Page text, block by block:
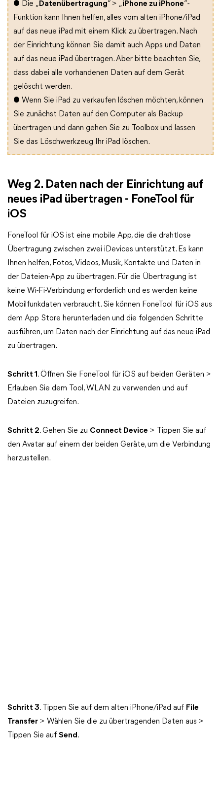
● Die „ Datenübertragung“ > „iPhone zu iPhone“-
Funktion kann Ihnen helfen, alles vom alten iPhone/iPad
auf das neue iPad mit einem Klick zu übertragen. Nach
der Einrichtung können Sie damit auch Apps und Daten
auf das neue iPad übertragen. Aber bitte beachten Sie,
dass dabei alle vorhandenen Daten auf dem Gerät
gelöscht werden.
● Wenn Sie iPad zu verkaufen löschen möchten, können
Sie zunächst Daten auf den Computer als Backup
übertragen und dann gehen Sie zu Toolbox und lassen
Sie das Löschwerkzeug Ihr iPad löschen.
Weg 2. Daten nach der Einrichtung auf
neues iPad übertragen - FoneTool für
iOS
FoneTool für iOS ist eine mobile App, die die drahtlose
Übertragung zwischen zwei iDevices unterstützt. Es kann
Ihnen helfen, Fotos, Videos, Musik, Kontakte und Daten in
der Dateien-App zu übertragen. Für die Übertragung ist
keine Wi-Fi-Verbindung erforderlich und es werden keine
Mobilfunkdaten verbraucht. Sie können FoneTool für iOS aus
dem App Store herunterladen und die folgenden Schritte
ausführen, um Daten nach der Einrichtung auf das neue iPad
zu übertragen.
Schritt 1 . Öffnen Sie FoneTool für iOS auf beiden Geräten >
Erlauben Sie dem Tool, WLAN zu verwenden und auf
Dateien zuzugreifen.
Schritt 2. Gehen Sie zu Connect Device > Tippen Sie auf
den Avatar auf einem der beiden Geräte, um die Verbindung
herzustellen.
Schritt 3. Tippen Sie auf dem alten iPhone/iPad auf File
Transfer > Wählen Sie die zu übertragenden Daten aus >
Tippen Sie auf Send.